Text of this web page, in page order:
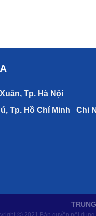
Tp. Hà Nội
Tp. Hồ Chí Minh
Chi